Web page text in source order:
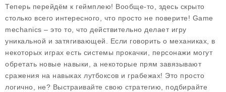
Теперь перейдём к геймплею! Вообще-то, здесь скрыто
столько всего интересного, что просто не поверите! Game
mechanics – это то, что действительно делает игру
уникальной и затягивающей. Если говорить о механиках, в
некоторых играх есть системы прокачки, персонажи могут
обретать новые навыки, а некоторые прям завязывают
сражения на навыках лутбоксов и грабежах! Это просто
логично, не? Выстраивайте свою стратегию, подбирайте